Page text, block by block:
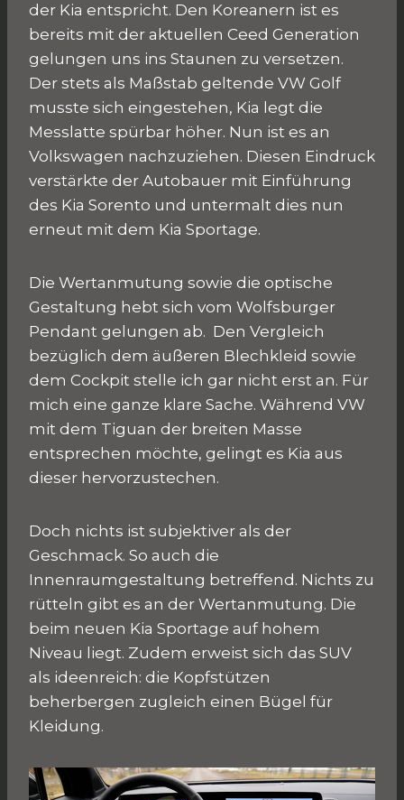
der Kia entspricht. Den Koreanern ist es
bereits mit der aktuellen Ceed Generation
gelungen uns ins Staunen zu versetzen.
Der stets als Maßstab geltende VW Golf
musste sich eingestehen, Kia legt die
Messlatte spürbar höher. Nun ist es an
Volkswagen nachzuziehen. Diesen Eindruck
verstärkte der Autobauer mit Einführung
des Kia Sorento und untermalt dies nun
erneut mit dem Kia Sportage.
Die Wertanmutung sowie die optische
Gestaltung hebt sich vom Wolfsburger
Pendant gelungen ab. Den Vergleich
bezüglich dem äußeren Blechkleid sowie
dem Cockpit stelle ich gar nicht erst an. Für
mich eine ganze klare Sache. Während VW
mit dem Tiguan der breiten Masse
entsprechen möchte, gelingt es Kia aus
dieser hervorzustechen.
Doch nichts ist subjektiver als der
Geschmack. So auch die
Innenraumgestaltung betreffend. Nichts zu
rütteln gibt es an der Wertanmutung. Die
beim neuen Kia Sportage auf hohem
Niveau liegt. Zudem erweist sich das SUV
als ideenreich: die Kopfstützen
beherbergen zugleich einen Bügel für
Kleidung.